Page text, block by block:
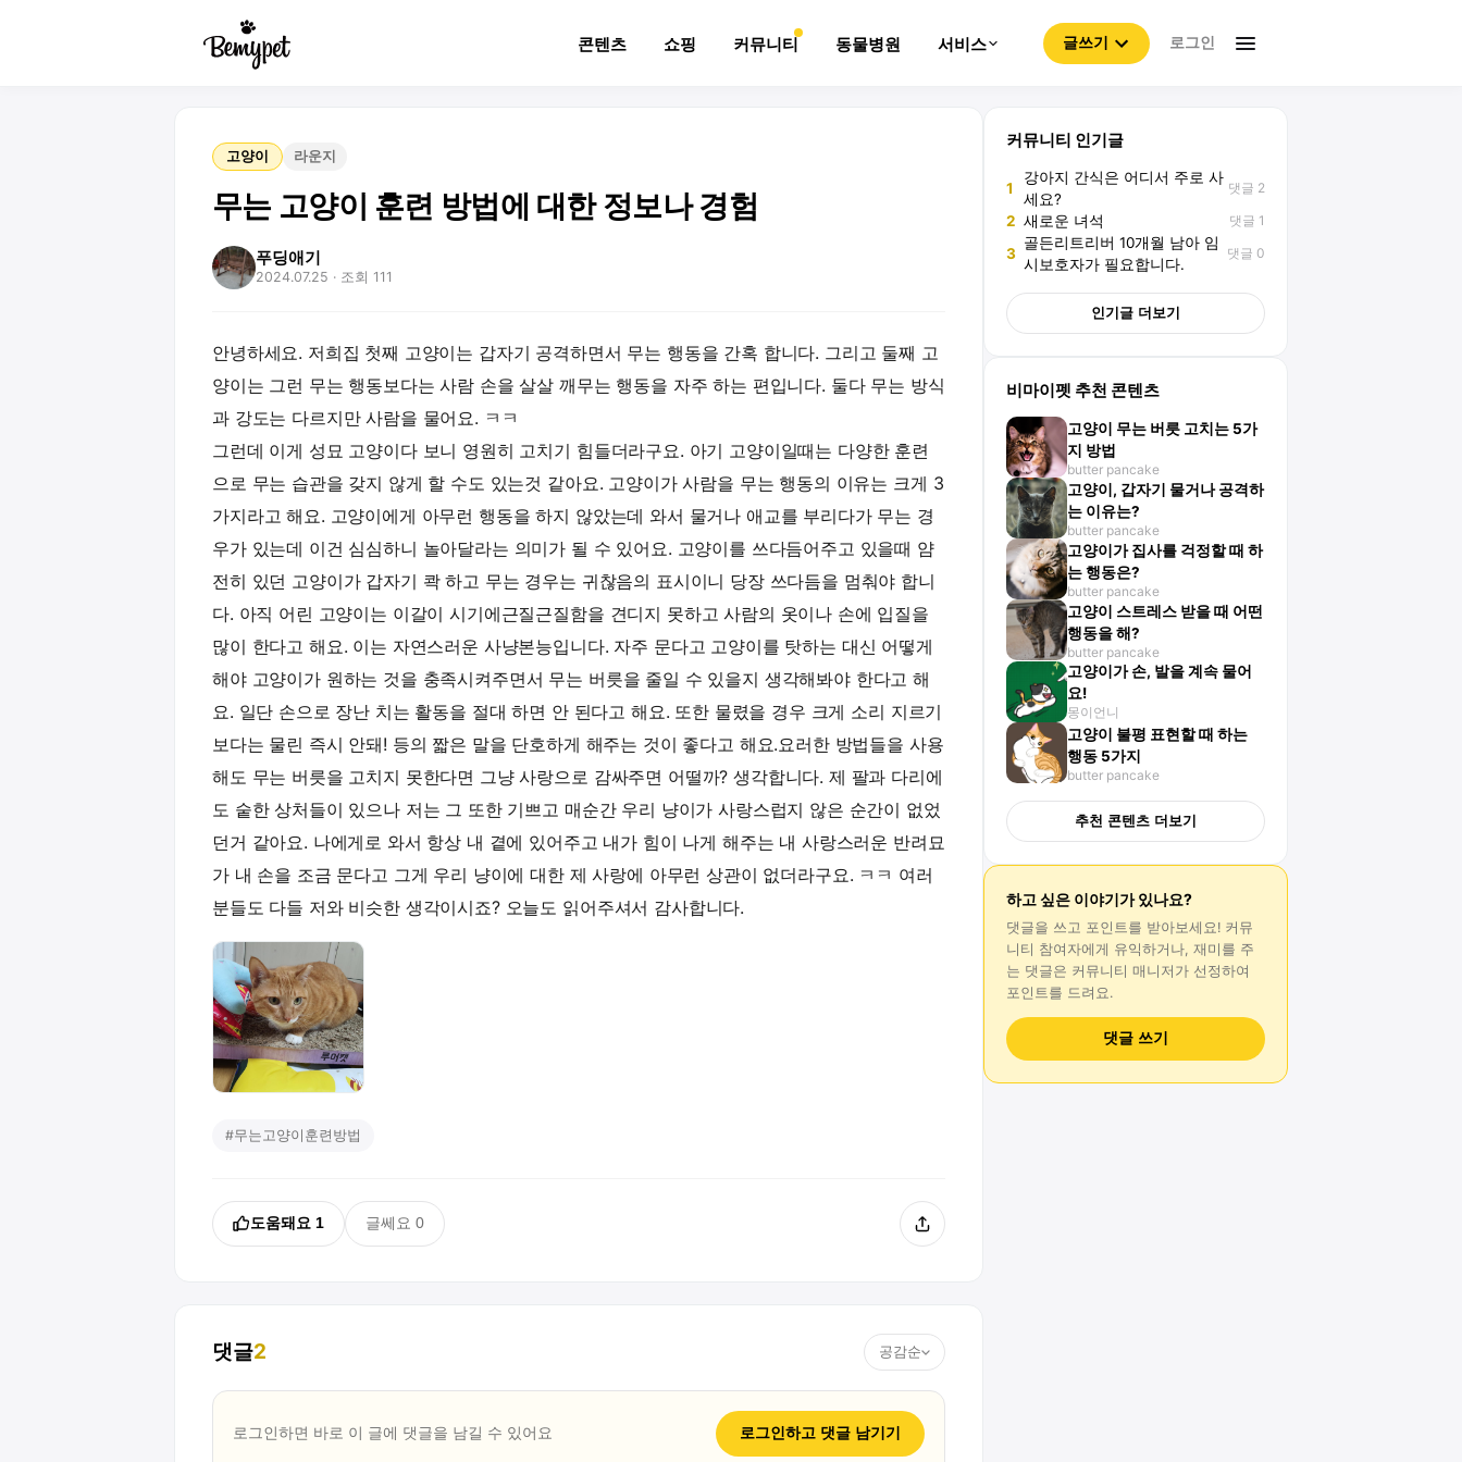
콘텐츠 쇼핑 커뮤니티 동물병원 서비스 글쓰기 로그인
고양이 라운지
무는 고양이 훈련 방법에 대한 정보나 경험
푸딩애기
2024.07.25 · 조회 111
안녕하세요. 저희집 첫째 고양이는 갑자기 공격하면서 무는 행동을 간혹 합니다. 그리고 둘째 고
양이는 그런 무는 행동보다는 사람 손을 살살 깨무는 행동을 자주 하는 편입니다. 둘다 무는 방식
과 강도는 다르지만 사람을 물어요. ㅋㅋ
그런데 이게 성묘 고양이다 보니 영원히 고치기 힘들더라구요. 아기 고양이일때는 다양한 훈련
으로 무는 습관을 갖지 않게 할 수도 있는것 같아요. 고양이가 사람을 무는 행동의 이유는 크게 3
가지라고 해요. 고양이에게 아무런 행동을 하지 않았는데 와서 물거나 애교를 부리다가 무는 경
우가 있는데 이건 심심하니 놀아달라는 의미가 될 수 있어요. 고양이를 쓰다듬어주고 있을때 얌
전히 있던 고양이가 갑자기 콱 하고 무는 경우는 귀찮음의 표시이니 당장 쓰다듬을 멈춰야 합니
다. 아직 어린 고양이는 이갈이 시기에근질근질함을 견디지 못하고 사람의 옷이나 손에 입질을
많이 한다고 해요. 이는 자연스러운 사냥본능입니다. 자주 문다고 고양이를 탓하는 대신 어떻게
해야 고양이가 원하는 것을 충족시켜주면서 무는 버릇을 줄일 수 있을지 생각해봐야 한다고 해
요. 일단 손으로 장난 치는 활동을 절대 하면 안 된다고 해요. 또한 물렸을 경우 크게 소리 지르기
보다는 물린 즉시 안돼! 등의 짧은 말을 단호하게 해주는 것이 좋다고 해요.요러한 방법들을 사용
해도 무는 버릇을 고치지 못한다면 그냥 사랑으로 감싸주면 어떨까? 생각합니다. 제 팔과 다리에
도 숱한 상처들이 있으나 저는 그 또한 기쁘고 매순간 우리 냥이가 사랑스럽지 않은 순간이 없었
던거 같아요. 나에게로 와서 항상 내 곁에 있어주고 내가 힘이 나게 해주는 내 사랑스러운 반려묘
가 내 손을 조금 문다고 그게 우리 냥이에 대한 제 사랑에 아무런 상관이 없더라구요. ㅋㅋ 여러
분들도 다들 저와 비슷한 생각이시죠? 오늘도 읽어주셔서 감사합니다.
#무는고양이훈련방법
도움돼요 1 글쎄요 0
댓글2 공감순
로그인하면 바로 이 글에 댓글을 남길 수 있어요 로그인하고 댓글 남기기
커뮤니티 인기글
1
강아지 간식은 어디서 주로 사
세요?
댓글 2
2 새로운 녀석 댓글 1
3
골든리트리버 10개월 남아 임
시보호자가 필요합니다.
댓글 0
인기글 더보기
비마이펫 추천 콘텐츠
고양이 무는 버릇 고치는 5가
지 방법
butter pancake
고양이, 갑자기 물거나 공격하
는 이유는?
butter pancake
고양이가 집사를 걱정할 때 하
는 행동은?
butter pancake
고양이 스트레스 받을 때 어떤
행동을 해?
butter pancake
고양이가 손, 발을 계속 물어
요!
몽이언니
고양이 불평 표현할 때 하는
행동 5가지
butter pancake
추천 콘텐츠 더보기
하고 싶은 이야기가 있나요?
댓글을 쓰고 포인트를 받아보세요! 커뮤
니티 참여자에게 유익하거나, 재미를 주
는 댓글은 커뮤니티 매니저가 선정하여
포인트를 드려요.
댓글 쓰기